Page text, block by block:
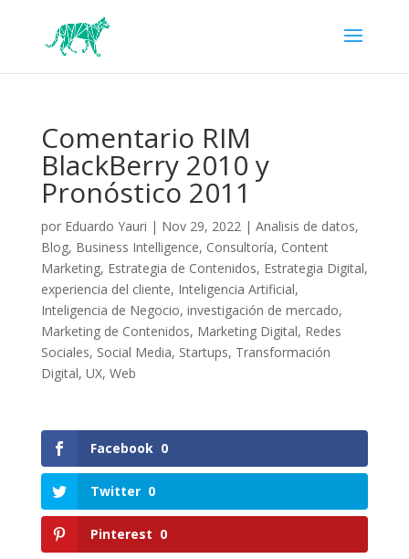
Comentario RIM
BlackBerry 2010 y
Pronóstico 2011
por Eduardo Yauri | Nov 29, 2022| Analisis de datos,
Blog, Business Intelligence, Consultoría, Content
Marketing, Estrategia de Contenidos, Estrategia Digital,
experiencia del cliente, Inteligencia Artificial,
Inteligencia de Negocio, investigación de mercado,
Marketing de Contenidos, Marketing Digital, Redes
Sociales, Social Media, Startups, Transformación
Digital, UX, Web
Facebook 0
Twitter 0
Pinterest 0